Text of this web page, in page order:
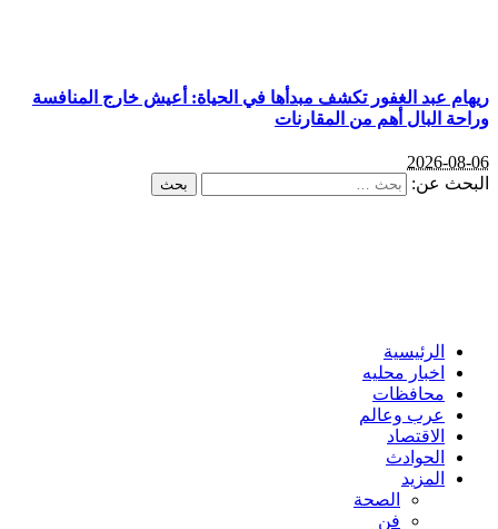
ريهام عبد الغفور تكشف مبدأها في الحياة: أعيش خارج المنافسة
وراحة البال أهم من المقارنات
2026-08-06
البحث عن:
الرئيسية
اخبار محليه
محافظات
عرب وعالم
الاقتصاد
الحوادث
المزيد
الصحة
فن